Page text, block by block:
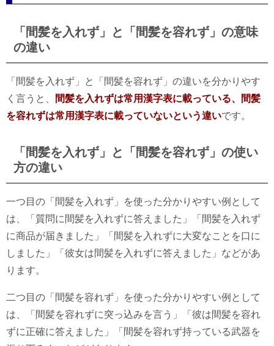
「間髪を入れず」と「間髪を容れず」の意味
の違い
「間髪を入れず」と「間髪を容れず」の違いを分かりやす
く言うと、
間髪を入れずは常用漢字表に載っている、間髪
を容れずは常用漢字表に載っていないという違いです。
「間髪を入れず」と「間髪を容れず」の使い
方の違い
一つ目の「間髪を入れず」を使った分かりやすい例として
は、「質問に間髪を入れずに答えました」「間髪を入れず
に商品が届きました」「間髪を入れずに大変なことを口に
しました」「彼女は間髪を入れずに答えました」などがあ
ります。
二つ目の「間髪を容れず」を使った分かりやすい例として
は、「間髪を容れずに突っ込みを言う」「彼は間髪を容れ
ずに正確に答えました」「間髪を容れず持っている武器を